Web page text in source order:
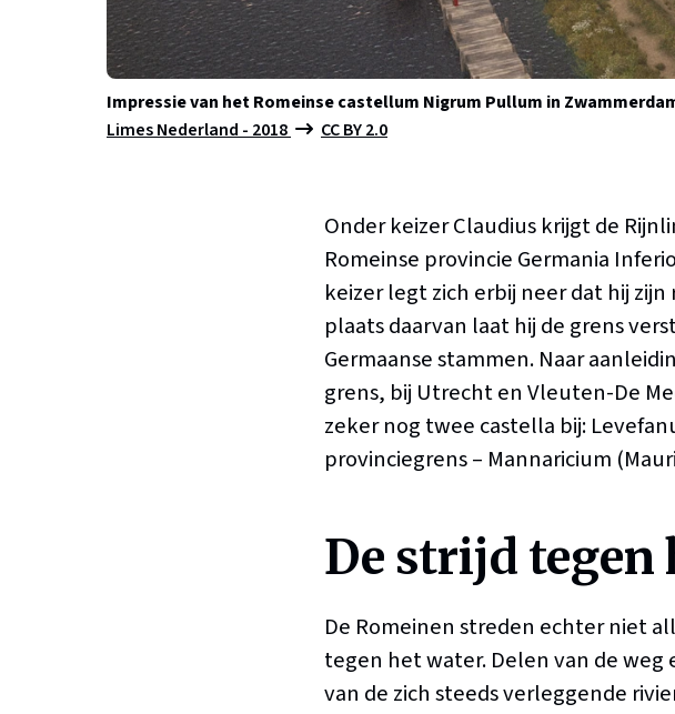
Impressie van het Romeinse castellum Nigrum Pullum in
Limes Nederland - 2018
CC BY 2.0
Onder keizer Claudius krijgt de
Romeinse provincie Germania
keizer legt zich erbij neer dat hij
plaats daarvan laat hij de grens
Germaanse stammen. Naar
grens, bij Utrecht en Vleuten-De
zeker nog twee castella bij:
provinciegrens – Mannaricium
De strijd tegen
De Romeinen streden echter niet
tegen het water. Delen van de
van de zich steeds verleggende